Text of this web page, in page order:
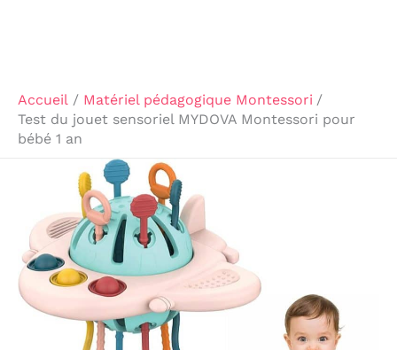
Accueil
Matériel pédagogique Montessori
Test du jouet sensoriel MYDOVA Montessori pour
bébé 1 an